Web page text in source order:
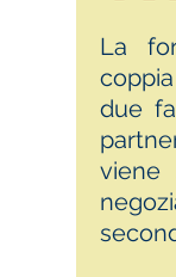
La
due
viene